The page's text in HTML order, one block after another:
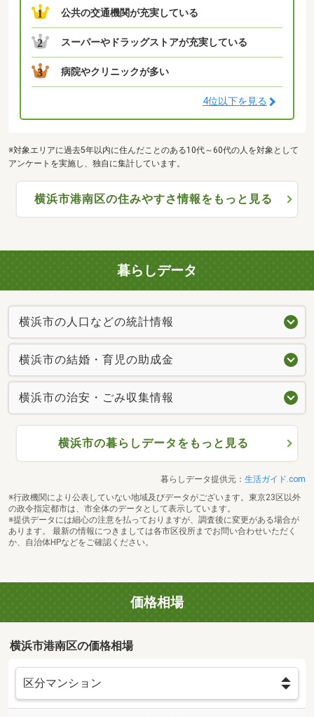
1 公共の交通機関が充実している
2 スーパーやドラッグストアが充実している
3 病院やクリニックが多い
4位以下を見る
※対象エリアに過去5年以内に住んだことのある10代～60代の人を対象として
アンケートを実施し、独自に集計しています。
横浜市港南区の住みやすさ情報をもっと見る
暮らしデータ
横浜市の人口などの統計情報
横浜市の結婚・育児の助成金
横浜市の治安・ごみ収集情報
横浜市の暮らしデータをもっと見る
暮らしデータ提供元： 生活ガイド.com
※行政機関により公表していない地域及びデータがございます。東京23区以外
の政令指定都市は、市全体のデータとして表示しています。
※提供データには細心の注意を払っておりますが、調査後に変更がある場合が
あります。 最新の情報につきましては各市区役所までお問い合わせいただく
か、自治体HPなどをご確認ください。
価格相場
横浜市港南区の価格相場